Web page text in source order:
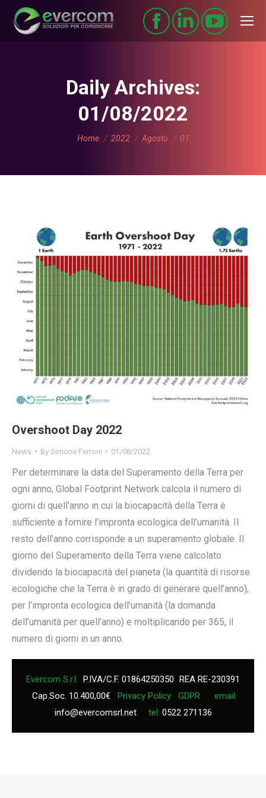
Daily Archives:
01/08/2022
You are here:
Home 2022 Agosto 01
Overshoot Day 2022
News By Simone Ferroni 01/08/2022
Per determinare la data del Superamento della Terra per
ogni anno, Global Footprint Network calcola il numero di
giorni di quell’anno in cui la biocapacità della Terra è
sufficiente a fornire l’impronta ecologica dell’umanità. Il
resto dell’anno corrisponde a un superamento globale. Il
giorno del Superamento della Terra viene calcolato
dividendo la biocapacità del pianeta (la quantità di risorse
ecologiche che la Terra è in grado di generare quell’anno),
per l’impronta ecologica dell’umanità (la domanda
dell’umanità per quell’anno) e moltiplicando per 365, il
numero di giorni in un anno.
Evercom S.r.l. P.IVA/C.F. 01864250350 REA RE-230391
Cap.Soc. 10.400,00€
Privacy Policy GDPR
email:
info@evercomsrl.net
tel: 0522 271136